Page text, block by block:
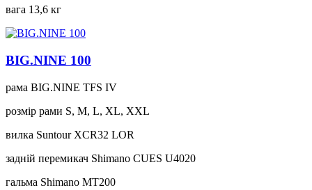
вага 13,6 кг
BIG.NINE 100
рама BIG.NINE TFS IV
розмір рами S, M, L, XL, XXL
вилка Suntour XCR32 LOR
задній перемикач Shimano CUES U4020
гальма Shimano MT200